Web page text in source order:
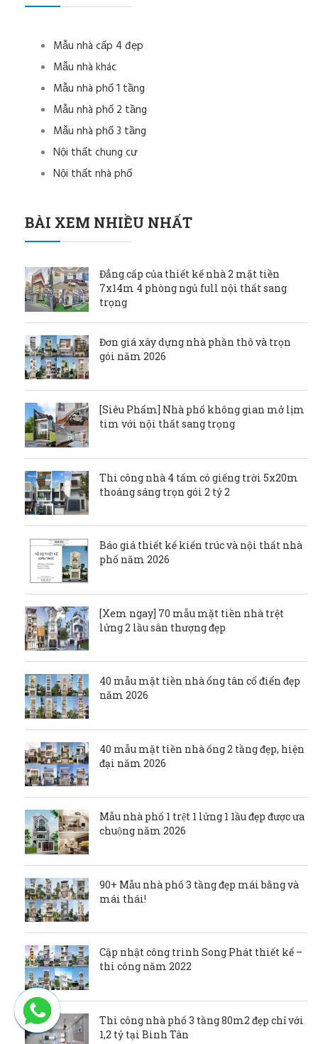
Mẫu nhà cấp 4 đẹp
Mẫu nhà khác
Mẫu nhà phố 1 tầng
Mẫu nhà phố 2 tầng
Mẫu nhà phố 3 tầng
Nội thất chung cư
Nội thất nhà phố
BÀI XEM NHIỀU NHẤT
Đẳng cấp của thiết kế nhà 2 mặt tiền
7x14m 4 phòng ngủ full nội thất sang
trọng
Đơn giá xây dựng nhà phần thô và trọn
gói năm 2026
[Siêu Phẩm] Nhà phố không gian mở lịm
tim với nội thất sang trọng
Thi công nhà 4 tấm có giếng trời 5x20m
thoáng sáng trọn gói 2 tỷ 2
Báo giá thiết kế kiến trúc và nội thất nhà
phố năm 2026
[Xem ngay] 70 mẫu mặt tiền nhà trệt
lửng 2 lầu sân thượng đẹp
40 mẫu mặt tiền nhà ống tân cổ điển đẹp
năm 2026
40 mẫu mặt tiền nhà ống 2 tầng đẹp, hiện
đại năm 2026
Mẫu nhà phố 1 trệt 1 lửng 1 1ầu đẹp được ưa
chuộng năm 2026
90+ Mẫu nhà phố 3 tầng đẹp mái bằng và
mái thái!
Cập nhật công trình Song Phát thiết kế –
thi công năm 2022
Thi công nhà phố 3 tầng 80m2 đẹp chỉ với
1,2 tỷ tại Bình Tân